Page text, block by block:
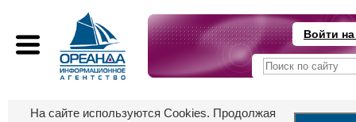
Войти
На сайте используются Cookies. Продолжая